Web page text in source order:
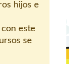
hijos e
este
se